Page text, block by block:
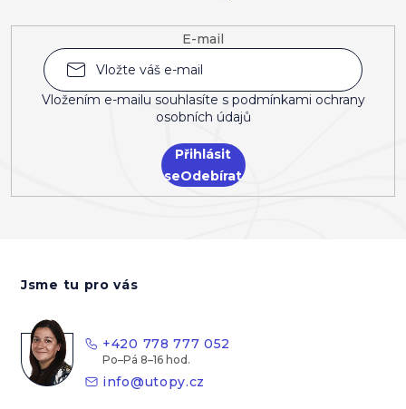
E-mail
Vložením e-mailu souhlasíte s podmínkami ochrany
osobních údajů
Přihlásit
se
Jsme tu pro vás
+420 778 777 052
info@utopy.cz